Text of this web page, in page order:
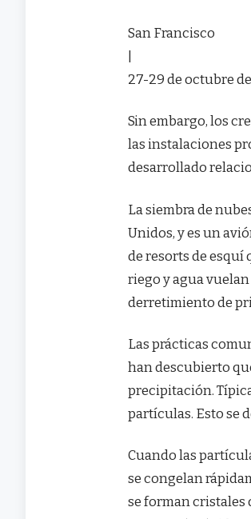
San Francisco
27-29 de octubre
Sin embargo, los
las instalaciones
desarrollado
La siembra de
Unidos, y es un
de resorts de esquí
riego y agua
derretimiento de
Las prácticas
han descubierto
precipitación.
partículas. Esto se
Cuando las
se congelan
se forman cristales